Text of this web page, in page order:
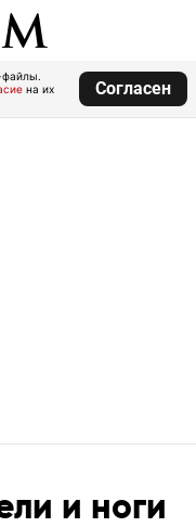
файлы.
на их
Согласен
и ноги